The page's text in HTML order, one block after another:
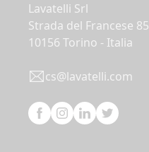
Lavatelli Srl
Strada del Francese 85
10156 Torino - Italia
cs@lavatelli.com
Facebook
Instagram
LinkedinTwitter